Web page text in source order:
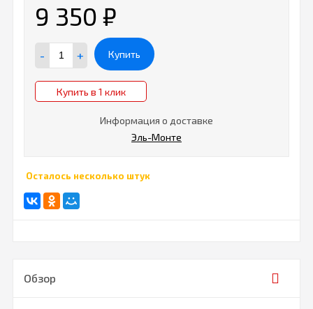
9 350 ₽
- + Купить
Купить в 1 клик
Информация о доставке
Эль-Монте
Осталось несколько штук
Обзор